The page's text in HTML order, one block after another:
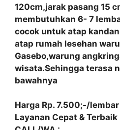
120cm,jarak pasang 15
membutuhkan 6- 7
cocok untuk atap
atap rumah lesehan
Gasebo,warung
wisata.Sehingga terasa
bawahnya
Harga Rp. 7.500;-/lembar
Layanan Cepat & Terbaik